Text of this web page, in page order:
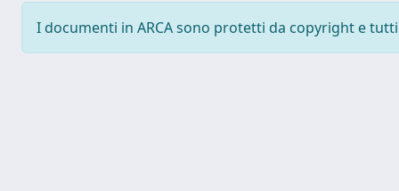
I documenti in ARCA sono protetti da copyright e